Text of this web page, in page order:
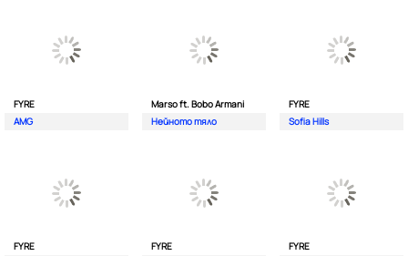
FYRE
AMG
Marso ft. Bobo Armani
Нейното тяло
FYRE
Sofia Hills
FYRE
FYRE
FYRE